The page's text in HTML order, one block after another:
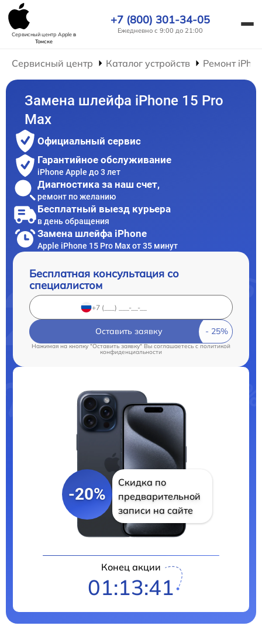
Сервисный центр Appleв
Томске
+7 (800) 301-34-05
Ежедневно с 9:00 до 21:00
Сервисный центр Каталог устройств Ремонт
Замена шлейфа iPhone 15 Pro
Max
Официальный сервис
Гарантийное обслуживание
iPhone Apple до 3 лет
Диагностика за наш счет,
ремонт по желанию
Бесплатный выезд курьера
в день обращения
Замена шлейфа iPhone
Apple iPhone 15 Pro Max от 35 минут
Бесплатная консультация со
специалистом
Оставить заявку
Нажимая на кнопку "Оставить заявку" Вы соглашаетесь cполитикой
конфиденциальности
-20%
Скидка по
предварительной
записи на сайте
Конец акции
01:13:40